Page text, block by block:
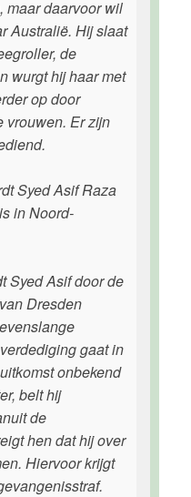
maar daarvoor wil
Australië. Hij slaat
de
wurgt hij haar met
op door
vrouwen. Er zijn
Syed Asif Raza
in Noord-
Syed Asif door de
Dresden
gaat in
onbekend
belt hij
de
hen dat hij over
Hiervoor krijgt